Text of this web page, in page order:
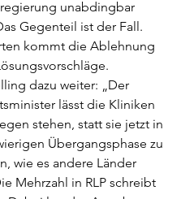
unabdingbar
Gegenteil ist der Fall.
kommt die Ablehnung
dazu weiter: „Der
lässt die Kliniken
stehen, statt sie jetzt in
Übergangsphase zu
wie es andere Länder
Mehrzahl in RLP schreibt